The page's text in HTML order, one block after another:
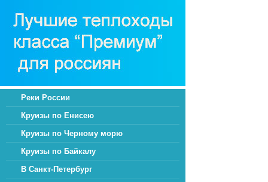
Реки России
Круизы по Енисею
Круизы по Черному морю
Круизы по Байкалу
В Санкт-Петербург